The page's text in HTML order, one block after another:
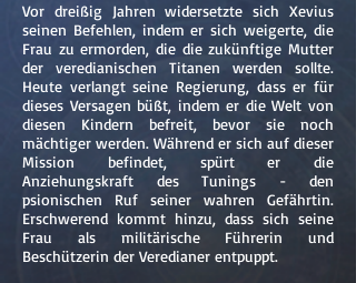
Vor dreißig Jahren widersetzte sich Xevius
seinen Befehlen, indem er sich weigerte, die
Frau zu ermorden, die die zukünftige Mutter
der veredianischen Titanen werden sollte.
Heute verlangt seine Regierung, dass er für
dieses Versagen büßt, indem er die Welt von
diesen Kindern befreit, bevor sie noch
mächtiger werden. Während er sich auf dieser
Mission befindet, spürt er die
Anziehungskraft des Tunings - den
psionischen Ruf seiner wahren Gefährtin.
Erschwerend kommt hinzu, dass sich seine
Frau als militärische Führerin und
Beschützerin der Veredianer entpuppt.